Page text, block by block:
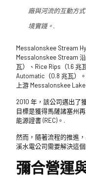
廠與河流的互動方
境實踐。.
Messalonskee Stream
Messalonskee Stream
瓦）、Rice Rips（1.6 兆
Automatic（0.8 兆瓦）
上游 Messalonskee
2010 年，該公司邁出了
目標是獲得馬薩諸塞州
能源證書 (REC)。.
然而，隨著流程的推進
溪水電公司需要解決這
彌合營運